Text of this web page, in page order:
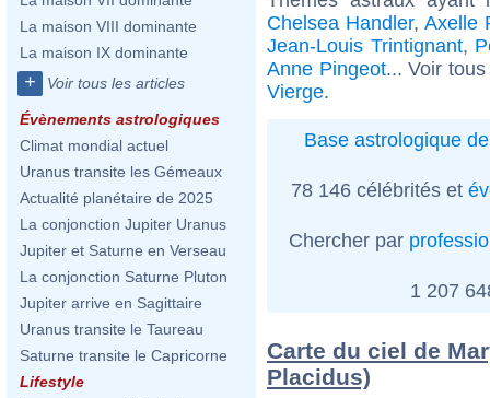
La maison VIII dominante
La maison IX dominante
+ Voir tous les articles
Évènements astrologiques
Climat mondial actuel
Uranus transite les Gémeaux
Actualité planétaire de 2025
La conjonction Jupiter Uranus
Jupiter et Saturne en Verseau
La conjonction Saturne Pluton
Jupiter arrive en Sagittaire
Uranus transite le Taureau
Saturne transite le Capricorne
Lifestyle
Chelsea Handler, Axelle
Jean-Louis Trintignant,
Anne Pingeot... Voir
Vierge.
Base astrologique
78 146 célébrités et
Chercher par
1 207
Carte du ciel de
Placidus)